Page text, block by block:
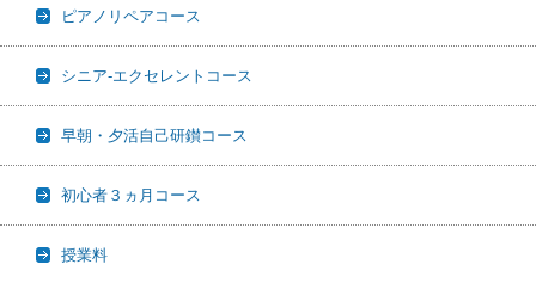
ピアノリペアコース
シニア-エクセレントコース
早朝・夕活自己研鑚コース
初心者３ヵ月コース
授業料